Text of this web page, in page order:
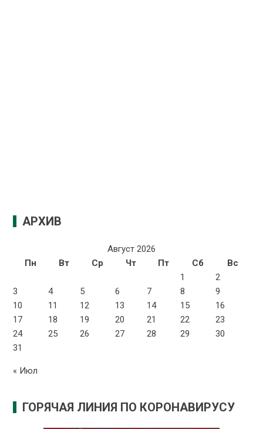
АРХИВ
Август 2026
Пн
Вт Ср Чт Пт Сб
Вс
1
2
3
4 5 6 7 8
9
10
11 12 13 14 15
16
17
18 19 20 21 22
23
24
25 26 27 28 29
30
31
« Июл
ГОРЯЧАЯ ЛИНИЯ ПО КОРОНАВИРУСУ